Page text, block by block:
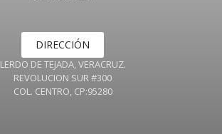
DIRECCIÓN
LERDO DE TEJADA, VERACRUZ.
REVOLUCION SUR #300
COL. CENTRO, CP:95280